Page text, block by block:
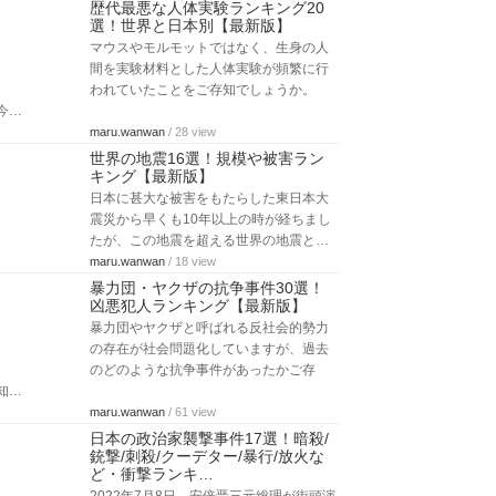
歴代最悪な人体実験ランキング20
選！世界と日本別【最新版】
マウスやモルモットではなく、生身の人
間を実験材料とした人体実験が頻繁に行
われていたことをご存知でしょうか。
…
maru.wanwan / 28 view
世界の地震16選！規模や被害ラン
キング【最新版】
日本に甚大な被害をもたらした東日本大
震災から早くも10年以上の時が経ちまし
たが、この地震を超える世界の地震と…
maru.wanwan / 18 view
暴力団・ヤクザの抗争事件30選！
凶悪犯人ランキング【最新版】
暴力団やヤクザと呼ばれる反社会的勢力
の存在が社会問題化していますが、過去
のどのような抗争事件があったかご存
…
maru.wanwan / 61 view
日本の政治家襲撃事件17選！暗殺/
銃撃/刺殺/クーデター/暴行/放火な
ど・衝撃ランキ…